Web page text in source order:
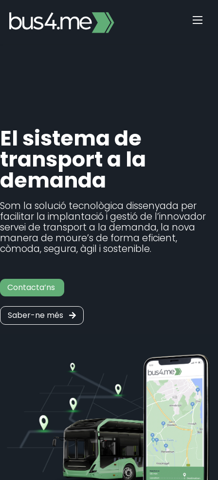
content
El sistema de
transport a la
demanda
Som la solució tecnològica dissenyada per
facilitar la implantació i gestió de l’innovador
servei de transport a la demanda, la nova
manera de moure’s de forma eficient,
còmoda, segura, àgil i sostenible.
Contacta’ns
Saber-ne més